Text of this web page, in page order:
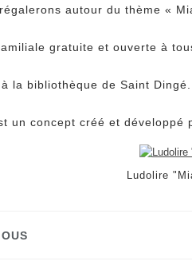
autour du thème «
gratuite et ouverte à
la bibliothèque de Saint Dingé.
un concept créé et développé
Ludolire